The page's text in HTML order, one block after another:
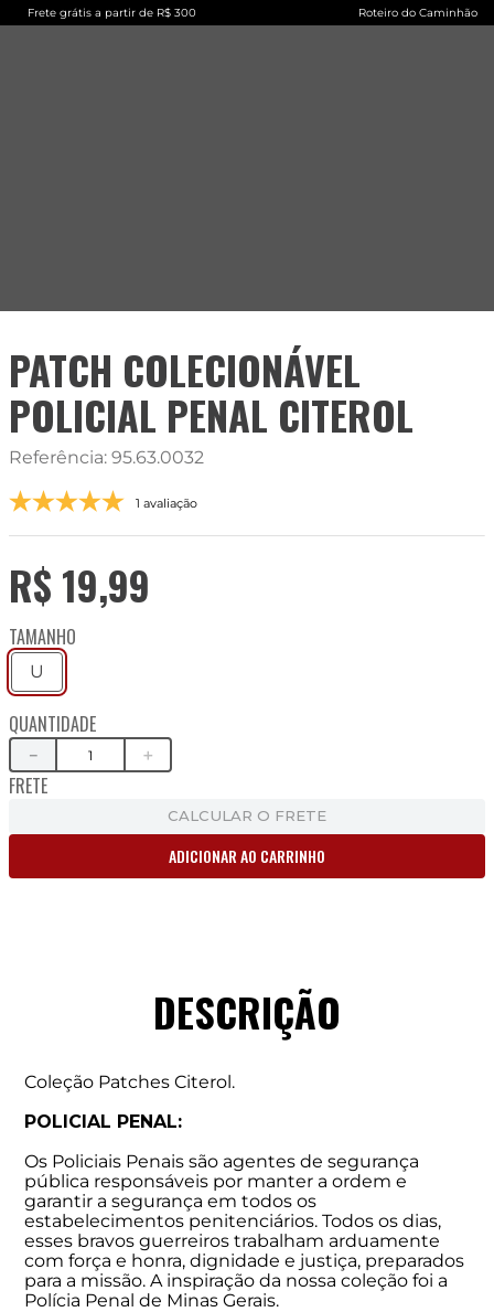
Frete grátis a partir de R$ 300 Roteiro do Caminhão
PATCH COLECIONÁVEL
POLICIAL PENAL CITEROL
Referência: 95.63.0032
1 avaliação
R$ 19,99
TAMANHO
U
QUANTIDADE
＋
－
FRETE
CALCULAR O FRETE
ADICIONAR AO CARRINHO
DESCRIÇÃO
Coleção Patches Citerol.
POLICIAL PENAL:
Os Policiais Penais são agentes de segurança
pública responsáveis por manter a ordem e
garantir a segurança em todos os
estabelecimentos penitenciários. Todos os dias,
esses bravos guerreiros trabalham arduamente
com força e honra, dignidade e justiça, preparados
para a missão. A inspiração da nossa coleção foi a
Polícia Penal de Minas Gerais.